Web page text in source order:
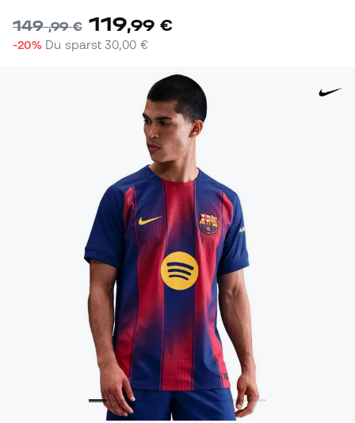
149,99 € 119,99 €
-20% Du sparst30,00 €